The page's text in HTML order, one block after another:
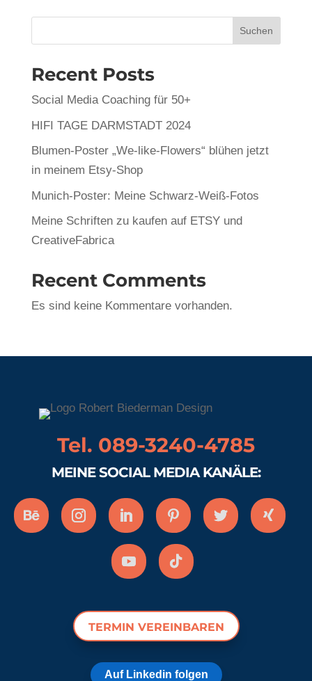
Suchen
Recent Posts
Social Media Coaching für 50+
HIFI TAGE DARMSTADT 2024
Blumen-Poster „We-like-Flowers“ blühen jetzt
in meinem Etsy-Shop
Munich-Poster: Meine Schwarz-Weiß-Fotos
Meine Schriften zu kaufen auf ETSY und
CreativeFabrica
Recent Comments
Es sind keine Kommentare vorhanden.
Tel. 089-3240-4785
MEINE SOCIAL MEDIA KANÄLE:
TERMIN VEREINBAREN
Auf Linkedin folgen